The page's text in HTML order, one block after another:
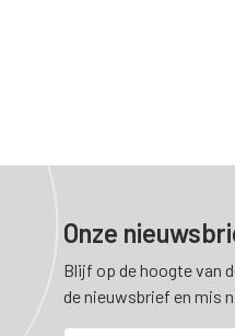
Onze
Blijf op de hoogte van
de nieuwsbrief en mis